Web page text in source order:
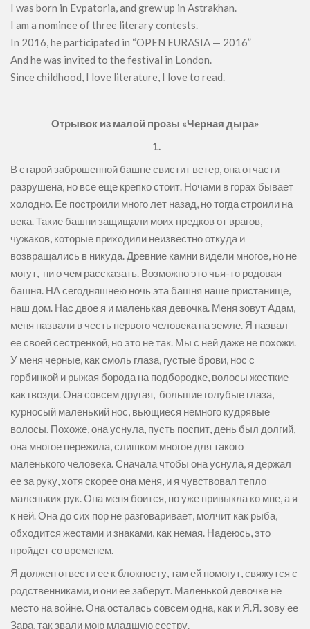
I was born in Evpatoria, and grew up in Astrakhan.
I am a nominee of three literary contests.
In 2016, he participated in “OPEN EURASIA — 2016”
And he was invited to the festival in London.
Since childhood, I love literature, I love to read.
Отрывок из малой прозы «Черная дыра»
1.
В старой заброшенной башне свистит ветер, она отчасти
разрушена, но все еще крепко стоит. Ночами в горах бывает
холодно. Ее построили много лет назад, но тогда строили на
века. Такие башни защищали моих предков от врагов,
чужаков, которые приходили неизвестно откуда и
возвращались в никуда. Древние камни видели многое, но не
могут, ни о чем рассказать. Возможно это чья-то родовая
башня. НА сегодняшнею ночь эта башня наше пристанище,
наш дом. Нас двое я и маленькая девочка. Меня зовут Адам,
меня назвали в честь первого человека на земле. Я назвал
ее своей сестренкой, но это не так. Мы с ней даже не похожи.
У меня черные, как смоль глаза, густые брови, нос с
горбинкой и рыжая борода на подбородке, волосы жесткие
как гвозди. Она совсем другая, большие голубые глаза,
курносый маленький нос, вьющиеся немного кудрявые
волосы. Похоже, она уснула, пусть поспит, день был долгий,
она многое пережила, слишком многое для такого
маленького человека. Сначала чтобы она уснула, я держал
ее за руку, хотя скорее она меня, и я чувствовал тепло
маленьких рук. Она меня боится, но уже привыкла ко мне, а я
к ней. Она до сих пор не разговаривает, молчит как рыба,
обходится жестами и знаками, как немая. Надеюсь, это
пройдет со временем.
Я должен отвести ее к блокпосту, там ей помогут, свяжутся с
родственниками, и они ее заберут. Маленькой девочке не
место на войне. Она осталась совсем одна, как и Я.Я. зову ее
Зара, так звали мою младшую сестру.